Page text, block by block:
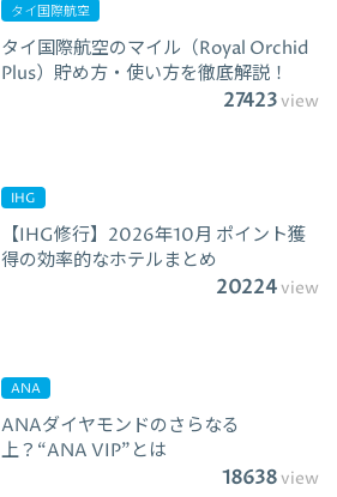
タイ国際航空
タイ国際航空のマイル（Royal Orchid
Plus）貯め方・使い方を徹底解説！
27423view
IHG
【IHG修行】2026年10月 ポイント獲
得の効率的なホテルまとめ
20224view
ANA
ANAダイヤモンドのさらなる
上？“ANA VIP”とは
18638view